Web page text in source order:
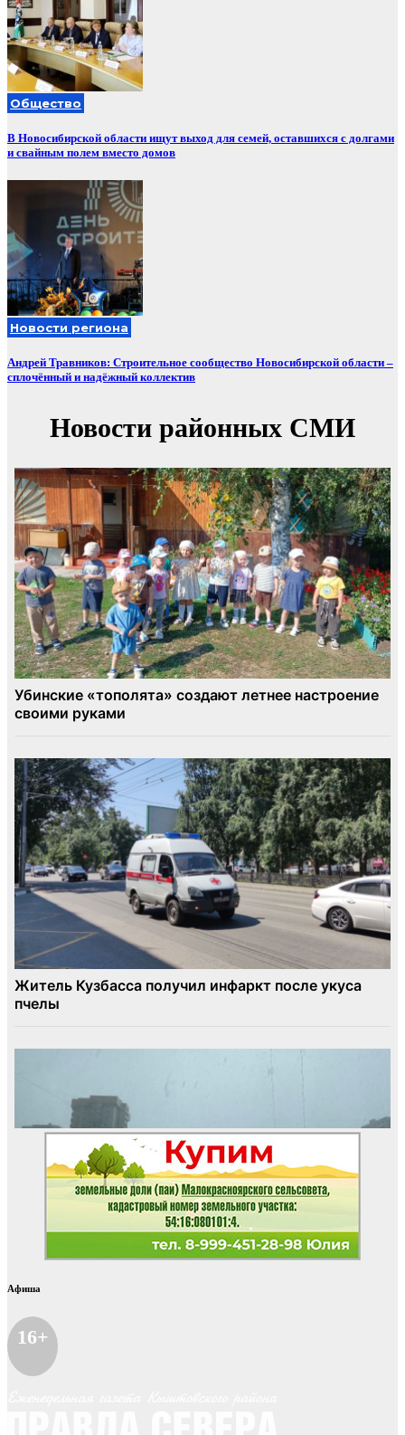
Общество
В Новосибирской области ищут выход для семей, оставшихся с долгами
и свайным полем вместо домов
Новости региона
Андрей Травников: Строительное сообщество Новосибирской области –
сплочённый и надёжный коллектив
Афиша
16+